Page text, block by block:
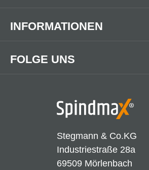
Stegmann & Co.KG
Industriestraße 28a
69509 Mörlenbach
FOLGE UNS
INFORMATIONEN